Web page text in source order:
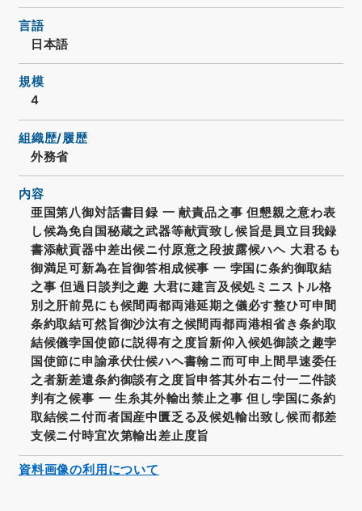
言語
日本語
規模
4
組織歴/履歴
外務省
内容
亜国第八御対話書目録 一 献責品之事 但懇親之意わ表
し候為免自国秘蔵之武器等献貢致し候旨是員立目我録
書添献貢器中差出候ニ付原意之段披露候ハヘ 大君るも
御満足可新為在旨御答相成候事 一 孛国に条約御取結
之事 但過日談判之趣 大君に建言及候処ミニストル格
別之肝前晃にも候間両都両港延期之儀必す整ひ可申間
条約取結可然旨御沙汰有之候間両都両港相省き条約取
結候儀孛国使節に説得有之度旨新仰入候処御談之趣孛
国使節に申諭承伏仕候ハヘ書翰ニ而可申上間早速委任
之者新差遣条約御談有之度旨申答其外右ニ付一二件談
判有之候事 一 生糸其外輸出禁止之事 但し孛国に条約
取結候ニ付而者国産中匱乏る及候処輸出致し候而都差
支候ニ付時宜次第輸出差止度旨
資料画像の利用について